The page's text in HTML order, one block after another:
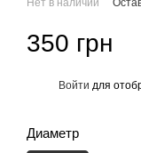
Нет в наличии
350 грн
Войти для
Диаметр